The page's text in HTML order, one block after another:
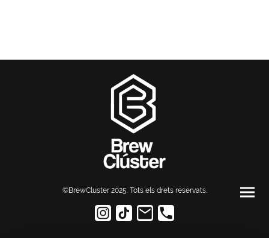
©BrewCluster 2025. Tots els drets reservats.